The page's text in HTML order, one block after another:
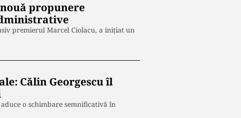
propunere
premierul Marcel Ciolacu, a inițiat un
Călin Georgescu îl
o schimbare semnificativă în